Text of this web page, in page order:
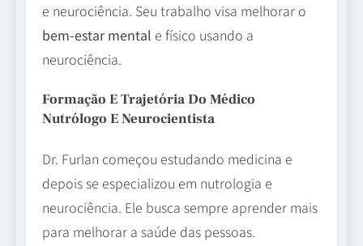
e neurociência. Seu trabalho visa melhorar o
bem-estar mental e físico usando a
neurociência.
Formação E Trajetória Do Médico
Nutrólogo E Neurocientista
Dr. Furlan começou estudando medicina e
depois se especializou em nutrologia e
neurociência. Ele busca sempre aprender mais
para melhorar a saúde das pessoas.